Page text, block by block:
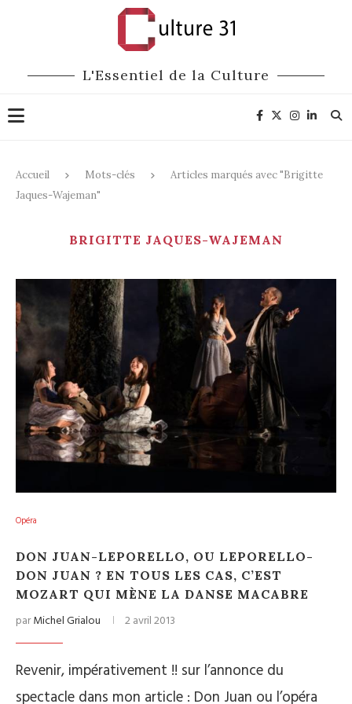
L'Essentiel de la Culture
Accueil Mots-clés
Articles marqués avec "Brigitte
Jaques-Wajeman"
BRIGITTE JAQUES-WAJEMAN
Opéra
DON JUAN-LEPORELLO, OU LEPORELLO-
DON JUAN ? EN TOUS LES CAS, C’EST
MOZART QUI MÈNE LA DANSE MACABRE
parMichel Grialou 2 avril 2013
Revenir, impérativement !! sur l’annonce du
spectacle dans mon article : Don Juan ou l’opéra